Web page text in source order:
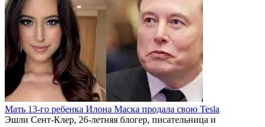
Мать 13-го ребенка Илона Маска продала свою Tesla
Эшли Сент-Клер, 26-летняя блогер, писательница и